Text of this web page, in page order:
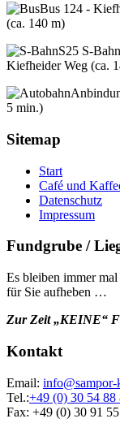
Bus 124 -
(ca. 140 m)
S25 S-
Kiefheider Weg (ca.
5 min.)
Sitemap
Start
Café und
Datenschutz
Impressum
Fundgrube /
Es bleiben immer
für Sie aufheben …
Zur Zeit „KEINE“
Kontakt
Email:
Tel.:+49 (0) 30 54 88
Fax: +49 (0) 30 91